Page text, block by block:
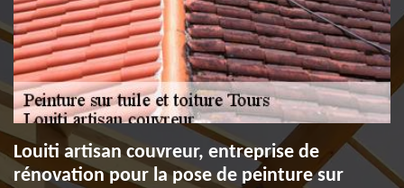
Louiti artisan couvreur, entreprise de
rénovation pour la pose de peinture sur